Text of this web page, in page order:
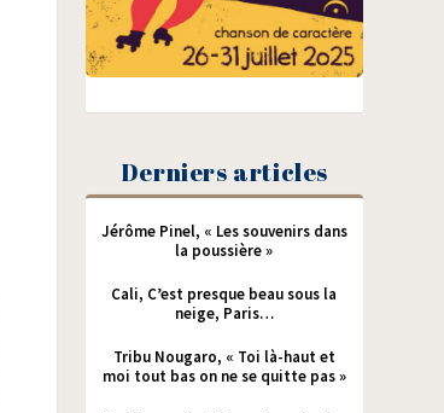
Derniers articles
Jérôme Pinel, « Les souvenirs dans
la poussière »
Cali, C’est presque beau sous la
neige, Paris…
Tribu Nougaro, « Toi là-haut et
moi tout bas on ne se quitte pas »